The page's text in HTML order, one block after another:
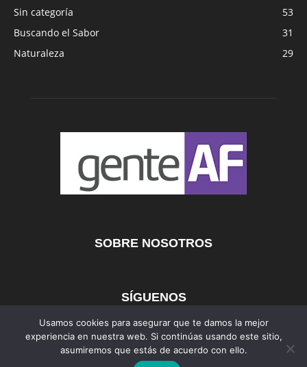
Sin categoría
53
Buscando el Sabor
31
Naturaleza
29
SOBRE NOSOTROS
SÍGUENOS
AFmedios MujerAF AutosAF
Usamos cookies para asegurar que te damos la mejor
experiencia en nuestra web. Si continúas usando este sitio,
asumiremos que estás de acuerdo con ello.